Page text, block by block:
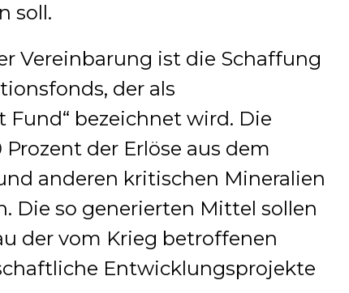
soll.
Vereinbarung ist die Schaffung
der als
bezeichnet wird. Die
der Erlöse aus dem
anderen kritischen Mineralien
Die so generierten Mittel sollen
der vom Krieg betroffenen
Entwicklungsprojekte